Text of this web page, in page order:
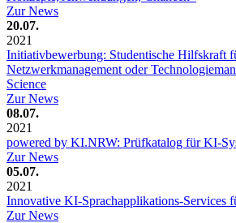
Zur News
20.07.
2021
Initiativbewerbung: Studentische Hilfskraft
Netzwerkmanagement oder
Science
Zur News
08.07.
2021
powered by KI.NRW: Prüfkatalog für KI-
Zur News
05.07.
2021
Innovative KI-Sprachapplikations-
Zur News